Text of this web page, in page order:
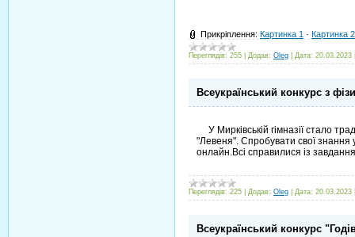
Прикріплення: Картинка 1 · Картинка 2
Переглядів: 255 Додав: Oleg Дата: 20.03.2023
Всеукраїнський конкурс з
У Мирківській гімназії стало
"Левеня". Спробувати свої знання
онлайн.Всі справилися із
Переглядів: 225 Додав: Oleg Дата: 20.03.2023
Всеукраїнський конкурс